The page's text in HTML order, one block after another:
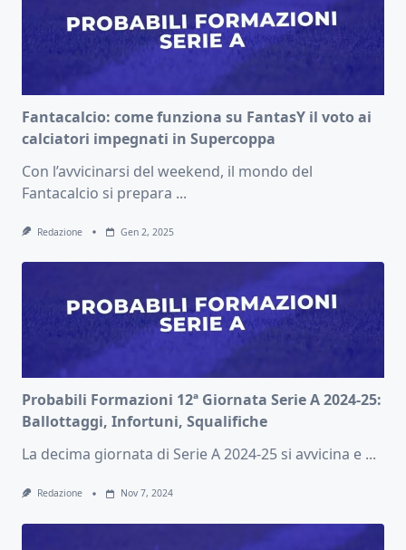
Fantacalcio: come funziona su FantasY il voto ai
calciatori impegnati in Supercoppa
Con l’avvicinarsi del weekend, il mondo del
Fantacalcio si prepara ...
Redazione Gen 2, 2025
Probabili Formazioni 12ª Giornata Serie A 2024-25:
Ballottaggi, Infortuni, Squalifiche
La decima giornata di Serie A 2024-25 si avvicina e ...
Redazione Nov 7, 2024